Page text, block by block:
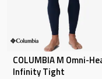
COLUMBIA M Omni-
Infinity Tight